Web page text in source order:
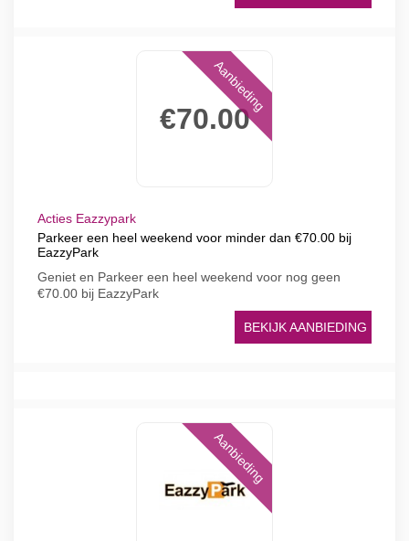
€70.00
Aanbieding
Acties Eazzypark
Parkeer een heel weekend voor minder dan €70.00 bij
EazzyPark
Geniet en Parkeer een heel weekend voor nog geen
€70.00 bij EazzyPark
BEKIJK AANBIEDING
Aanbieding